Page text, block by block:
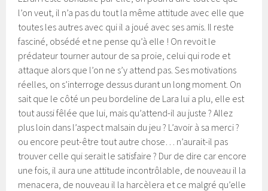
l’on veut, il n’a pas du tout la même attitude avec elle que
toutes les autres avec qui il a joué avec ses amis. Il reste
fasciné, obsédé et ne pense qu’à elle ! On revoit le
prédateur tourner autour de sa proie, celui qui rode et
attaque alors que l’on ne s’y attend pas. Ses motivations
réelles, on s’interroge dessus durant un long moment. On
sait que le côté un peu bordeline de Lara lui a plu, elle est
tout aussi fêlée que lui, mais qu’attend-il au juste ? Allez
plus loin dans l’aspect malsain du jeu ? L’avoir à sa merci ?
ou encore peut-être tout autre chose… n’aurait-il pas
trouver celle qui serait le satisfaire ? Dur de dire car encore
une fois, il aura une attitude incontrôlable, de nouveau il la
menacera, de nouveau il la harcèlera et ce malgré qu’elle